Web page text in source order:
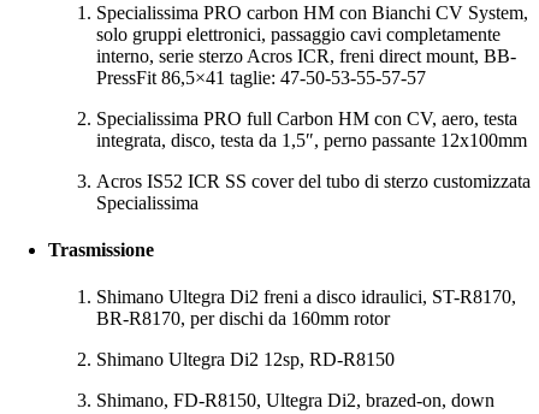
Specialissima PRO carbon HM con Bianchi CV System,
solo gruppi elettronici, passaggio cavi completamente
interno, serie sterzo Acros ICR, freni direct mount, BB-
PressFit 86,5×41 taglie: 47-50-53-55-57-57
Specialissima PRO full Carbon HM con CV, aero, testa
integrata, disco, testa da 1,5″, perno passante 12x100mm
Acros IS52 ICR SS cover del tubo di sterzo customizzata
Specialissima
Trasmissione
Shimano Ultegra Di2 freni a disco idraulici, ST-R8170,
BR-R8170, per dischi da 160mm rotor
Shimano Ultegra Di2 12sp, RD-R8150
Shimano, FD-R8150, Ultegra Di2, brazed-on, down